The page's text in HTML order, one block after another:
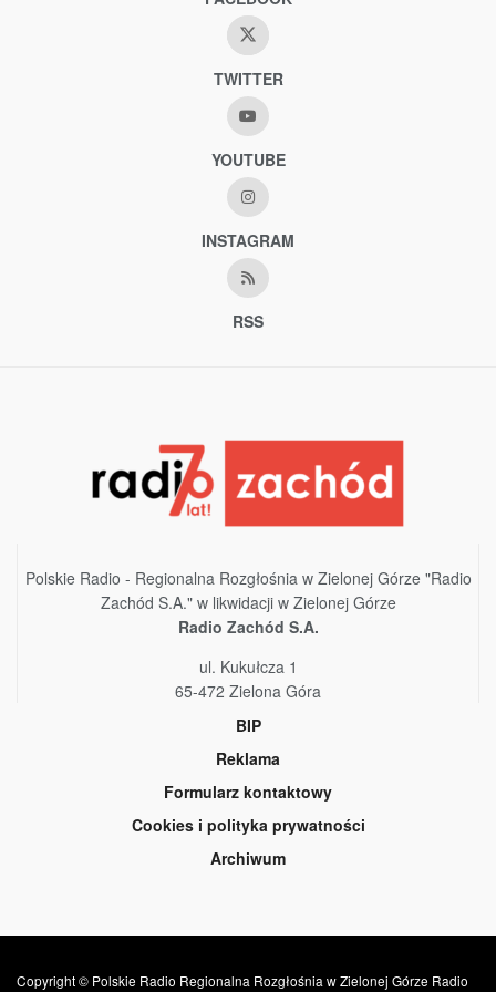
TWITTER
YOUTUBE
INSTAGRAM
RSS
Polskie Radio - Regionalna Rozgłośnia w Zielonej Górze "Radio
Zachód S.A." w likwidacji w Zielonej Górze
Radio Zachód S.A.
ul. Kukułcza 1
65-472 Zielona Góra
BIP
Reklama
Formularz kontaktowy
Cookies i polityka prywatności
Archiwum
Copyright © Polskie Radio Regionalna Rozgłośnia w Zielonej Górze Radio